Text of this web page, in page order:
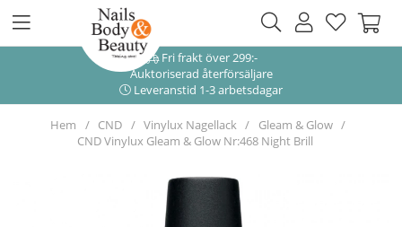
Fri frakt över 299:-
Auktoriserad återförsäljare
Leveranstid 1-3 arbetsdagar
Hem CND Vinylux Nagellack
Gleam & Glow
CND Vinylux Gleam & Glow Nr:468 Night Brill